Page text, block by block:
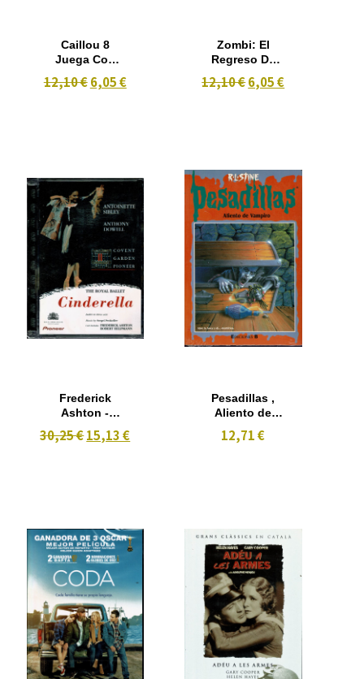
Caillou 8
Juega Con
(2007)
12,10 € 6,05 €
Zombi: El
Regreso De
(1978)
12,10 €6,05 €
Frederick
Ashton -
Cinderella
[1964]
30,25 €15,13 €
Pesadillas ,
Aliento de
vampiro
(2000) Nº 47
12,71 €